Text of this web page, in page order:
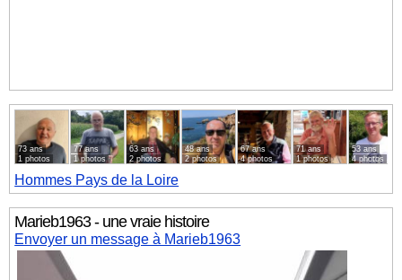
73 ans
1 photos
77 ans
1 photos
63 ans
2 photos
48 ans
2 photos
67 ans
4 photos
71 ans
1 photos
53 ans
4 photos
Hommes Pays de la Loire
Marieb1963 - une vraie histoire
Envoyer un message à Marieb1963